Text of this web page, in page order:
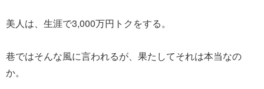
美人は、生涯で3,000万円トクをする。
巷ではそんな風に言われるが、果たしてそれは本当なの
か。